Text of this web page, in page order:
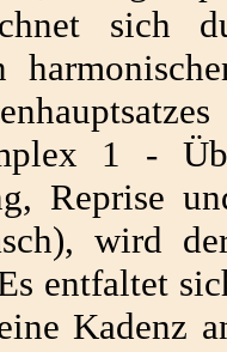
sich
1 -
Reprise
wird
entfaltet
Kadenz